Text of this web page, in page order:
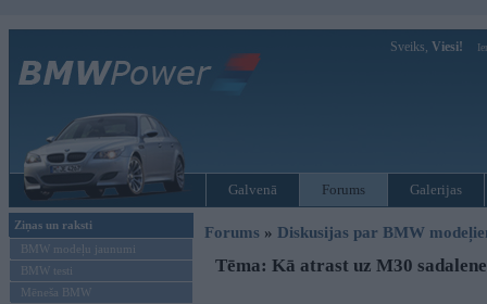
Sveiks, Viesi!
Galvenā Forums Galerijas
Ziņas un raksti
BMW modeļu jaunumi
BMW testi
Mēneša BMW
Forums » Diskusijas par BMW
Tēma: Kā atrast uz M30